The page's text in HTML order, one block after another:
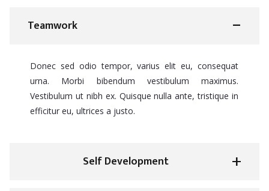
Teamwork
Donec sed odio tempor, varius elit eu, consequat
urna. Morbi bibendum vestibulum maximus.
Vestibulum ut nibh ex. Quisque nulla ante, tristique in
efficitur eu, ultrices a justo.
Self Development